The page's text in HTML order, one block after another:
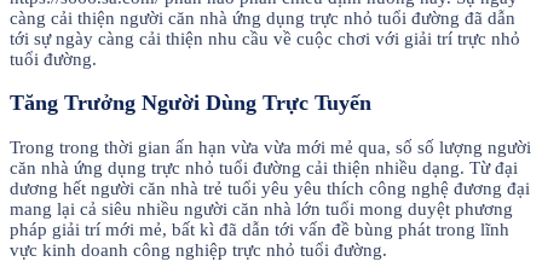
càng cải thiện người căn nhà ứng dụng trực nhỏ tuổi đường đã dẫn
tới sự ngày càng cải thiện nhu cầu về cuộc chơi với giải trí trực nhỏ
tuổi đường.
Tăng Trưởng Người Dùng Trực Tuyến
Trong trong thời gian ấn hạn vừa vừa mới mẻ qua, số số lượng người
căn nhà ứng dụng trực nhỏ tuổi đường cải thiện nhiều dạng. Từ đại
dương hết người căn nhà trẻ tuổi yêu yêu thích công nghệ đương đại
mang lại cả siêu nhiều người căn nhà lớn tuổi mong duyệt phương
pháp giải trí mới mẻ, bất kì đã dẫn tới vấn đề bùng phát trong lĩnh
vực kinh doanh công nghiệp trực nhỏ tuổi đường.